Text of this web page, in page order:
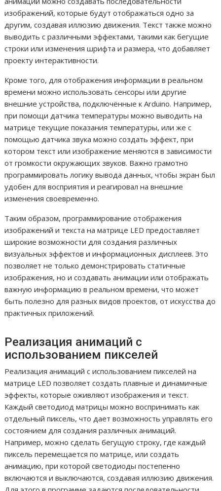
изображений, которые будут отображаться одно за
другим, создавая иллюзию движения. Текст также можно
выводить с различными эффектами, такими как бегущие
строки или изменения шрифта и размера, что добавляет
проекту интерактивности.
Кроме того, для отображения информации в реальном
времени можно использовать сенсоры или другие
внешние устройства, подключённые к Arduino. Например,
при помощи датчика температуры можно выводить на
матрице текущие показания температуры, или же с
помощью датчика звука можно создать эффект, при
котором текст или изображение меняются в зависимости
от громкости окружающих звуков. Важно грамотно
программировать логику вывода данных, чтобы экран был
удобен для восприятия и реагировал на внешние
изменения своевременно.
Таким образом, программирование отображения
изображений и текста на матрице LED предоставляет
широкие возможности для создания различных
визуальных эффектов и информационных дисплеев. Это
позволяет не только демонстрировать статичные
изображения, но и создавать анимации или отображать
важную информацию в реальном времени, что может
быть полезно для разных видов проектов, от искусства до
практичных приложений.
Реализация анимаций с
использованием пикселей
Реализация анимаций с использованием пикселей на
матрице LED позволяет создать плавные и динамичные
эффекты, которые оживляют изображения и текст.
Каждый светодиод матрицы можно воспринимать как
отдельный пиксель, что дает возможность управлять его
состоянием для создания различных анимаций.
Например, можно сделать бегущую строку, где каждый
пиксель перемещается по матрице, или создать
анимацию, при которой светодиоды постепенно
включаются и выключаются, создавая иллюзию движения.